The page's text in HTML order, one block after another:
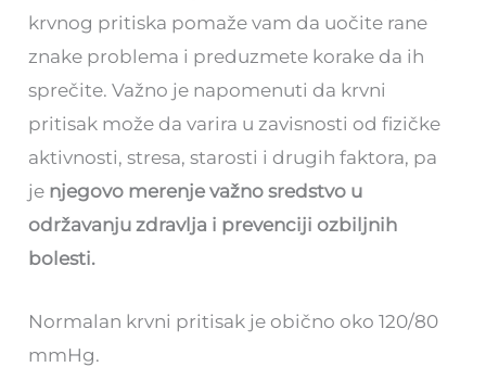
krvnog pritiska pomaže vam da uočite rane
znake problema i preduzmete korake da ih
sprečite. Važno je napomenuti da krvni
pritisak može da varira u zavisnosti od fizičke
aktivnosti, stresa, starosti i drugih faktora, pa
je njegovo merenje važno sredstvo u
održavanju zdravlja i prevenciji ozbiljnih
bolesti.
Normalan krvni pritisak je obično oko 120/80
mmHg.